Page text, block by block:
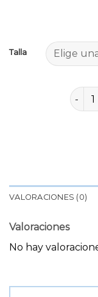
Talla
VALORACIONES (0)
Valoraciones
No hay